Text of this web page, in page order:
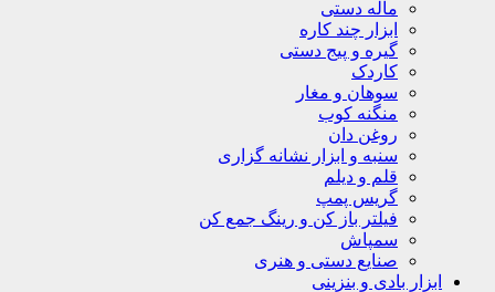
ماله دستی
ابزار چند کاره
گیره و پیج دستی
کاردک
سوهان و مغار
منگنه کوب
روغن دان
سنبه و ابزار نشانه گزاری
قلم و دیلم
گریس پمپ
فیلتر باز کن و رینگ جمع کن
سمپاش
صنایع دستی و هنری
ابزار بادی و بنزینی